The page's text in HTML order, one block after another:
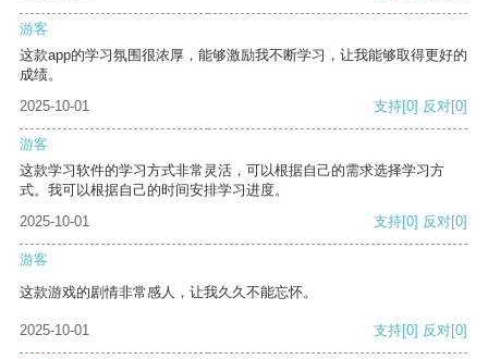
游客
这款app的学习氛围很浓厚，能够激励我不断学习，让我能够取得更好的
成绩。
2025-10-01
支持[0] 反对[0]
游客
这款学习软件的学习方式非常灵活，可以根据自己的需求选择学习方
式。我可以根据自己的时间安排学习进度。
2025-10-01
支持[0] 反对[0]
游客
这款游戏的剧情非常感人，让我久久不能忘怀。
2025-10-01 支持[0] 反对[0]